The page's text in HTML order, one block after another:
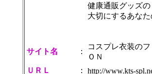
健康通販グッズ
大切にするあな
サイト名 ：
コスプレ衣装の
ＯＮ
ＵＲＬ
：
http://www.kts-